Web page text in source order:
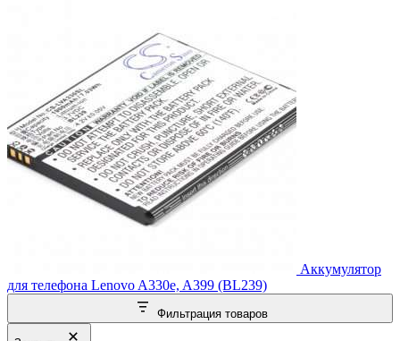
Аккумулятор
для телефона Lenovo A330e, A399 (BL239)
Фильтрация товаров